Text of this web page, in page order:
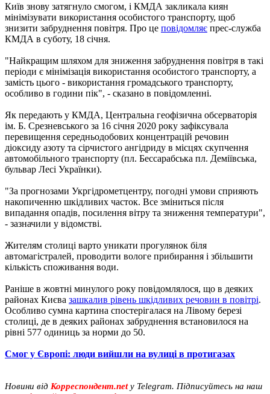
Київ знову затягнуло смогом, і КМДА закликала киян
мінімізувати використання особистого транспорту, щоб
знизити забруднення повітря. Про це повідомляє прес-служба
КМДА в суботу, 18 січня.
"Найкращим шляхом для зниження забруднення повітря в такі
періоди є мінімізація використання особистого транспорту, а
замість цього - використання громадського транспорту,
особливо в години пік", - сказано в повідомленні.
Як передають у КМДА, Центральна геофізична обсерваторія
ім. Б. Срезневського за 16 січня 2020 року зафіксувала
перевищення середньодобових концентрацій речовин
діоксиду азоту та сірчистого ангідриду в місцях скупчення
автомобільного транспорту (пл. Бессарабська пл. Деміївська,
бульвар Лесі Українки).
"За прогнозами Укргідрометцентру, погодні умови сприяють
накопиченню шкідливих часток. Все зміниться після
випадання опадів, посилення вітру та зниження температури",
- зазначили у відомстві.
Жителям столиці варто уникати прогулянок біля
автомагістралей, проводити вологе прибирання і збільшити
кількість споживання води.
Раніше в жовтні минулого року повідомлялося, що в деяких
районах Києва зашкалив рівень шкідливих речовин в повітрі.
Особливо сумна картина спостерігалася на Лівому березі
столиці, де в деяких районах забруднення встановилося на
рівні 577 одиниць за норми до 50.
Смог у Європі: люди вийшли на вулиці в протигазах
Новини від Корреспондент.net у Telegram. Підписуйтесь на наш